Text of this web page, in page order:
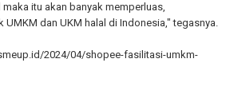
itu akan banyak memperluas,
dan UKM halal di Indonesia," tegasnya.
2024/04/shopee-fasilitasi-umkm-